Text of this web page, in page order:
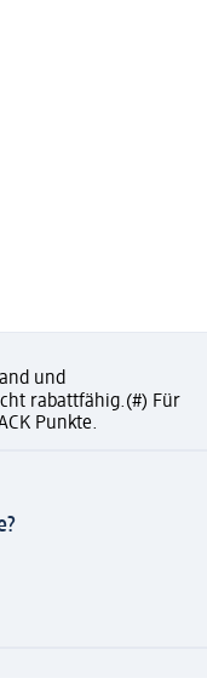
und
rabattfähig.(#) Für
Punkte.